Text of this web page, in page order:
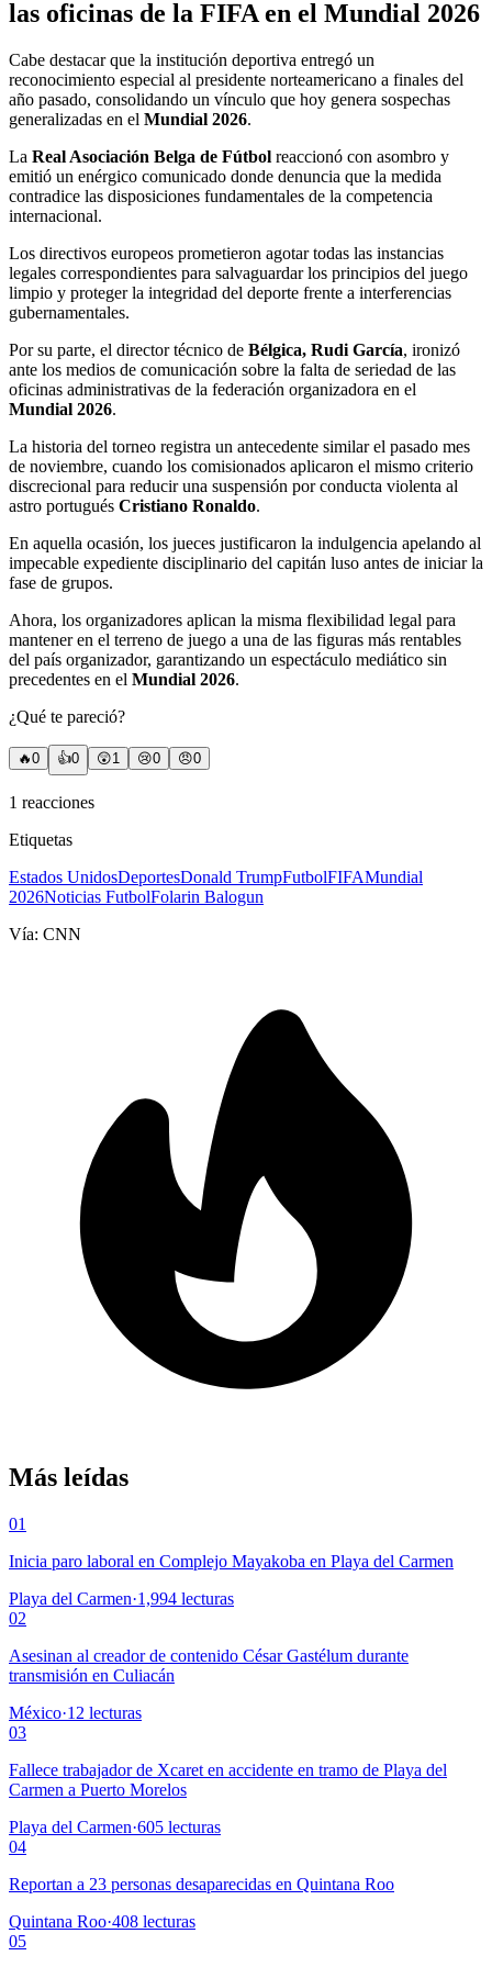
las oficinas de la FIFA en el Mundial 2026
Cabe destacar que la institución deportiva entregó un
reconocimiento especial al presidente norteamericano a finales del
año pasado, consolidando un vínculo que hoy genera sospechas
generalizadas en el Mundial 2026.
La Real Asociación Belga de Fútbol reaccionó con asombro y
emitió un enérgico comunicado donde denuncia que la medida
contradice las disposiciones fundamentales de la competencia
internacional.
Los directivos europeos prometieron agotar todas las instancias
legales correspondientes para salvaguardar los principios del juego
limpio y proteger la integridad del deporte frente a interferencias
gubernamentales.
Por su parte, el director técnico de Bélgica, Rudi García, ironizó
ante los medios de comunicación sobre la falta de seriedad de las
oficinas administrativas de la federación organizadora en el
Mundial 2026.
La historia del torneo registra un antecedente similar el pasado mes
de noviembre, cuando los comisionados aplicaron el mismo criterio
discrecional para reducir una suspensión por conducta violenta al
astro portugués Cristiano Ronaldo.
En aquella ocasión, los jueces justificaron la indulgencia apelando al
impecable expediente disciplinario del capitán luso antes de iniciar la
fase de grupos.
Ahora, los organizadores aplican la misma flexibilidad legal para
mantener en el terreno de juego a una de las figuras más rentables
del país organizador, garantizando un espectáculo mediático sin
precedentes en el Mundial 2026.
¿Qué te pareció?
🔥0 👍0 😲1 😢0 😠0
1 reacciones
Etiquetas
Estados UnidosDeportesDonald TrumpFutbolFIFAMundial
2026Noticias FutbolFolarin Balogun
Vía: CNN
Más leídas
01
Inicia paro laboral en Complejo Mayakoba en Playa del Carmen
Playa del Carmen·1,994 lecturas
02
Asesinan al creador de contenido César Gastélum durante
transmisión en Culiacán
México·12 lecturas
03
Fallece trabajador de Xcaret en accidente en tramo de Playa del
Carmen a Puerto Morelos
Playa del Carmen·605 lecturas
04
Reportan a 23 personas desaparecidas en Quintana Roo
Quintana Roo·408 lecturas
05